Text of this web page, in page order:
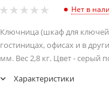
Нет в
Ключница (шкаф для
гостиницах, офисах и в
мм. Вес 2,8 кг. Цвет - серый
Характеристики